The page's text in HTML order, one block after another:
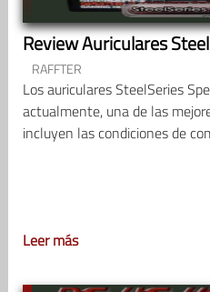
Review Auriculares
RAFFTER
Los auriculares SteelSeries
actualmente, una de las
incluyen las condiciones de
Leer más